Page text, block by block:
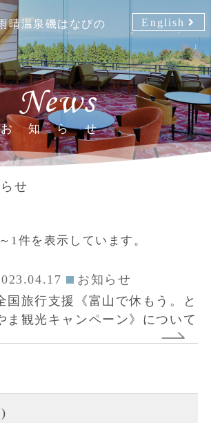
晴温泉磯はなびの
English
News
お知らせ
せ
件を表示しています。
お知らせ
国旅行支援《富山で休もう。と
ま観光キャンペーン》について